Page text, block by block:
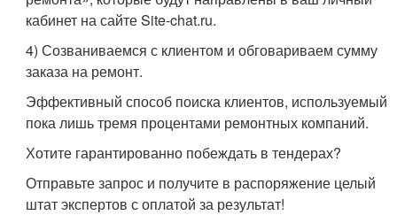
кабинет на сайте Site-chat.ru.
4) Созваниваемся с клиентом и обговариваем сумму
заказа на ремонт.
Эффективный способ поиска клиентов, используемый
пока лишь тремя процентами ремонтных компаний.
Хотите гарантированно побеждать в тендерах?
Отправьте запрос и получите в распоряжение целый
штат экспертов с оплатой за результат!